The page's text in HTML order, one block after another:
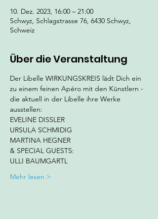
10. Dez. 2023, 16:00 – 21:00
Schwyz, Schlagstrasse 76, 6430 Schwyz,
Schweiz
Über die Veranstaltung
Der Libelle WIRKUNGSKREIS lädt Dich ein
zu einem feinen Apéro mit den Künstlern -
die aktuell in der Libelle ihre Werke
ausstellen:
EVELINE DISSLER
URSULA SCHMIDIG
MARTINA HEGNER
& SPECIAL GUESTS:
ULLI BAUMGARTL
Mehr lesen >